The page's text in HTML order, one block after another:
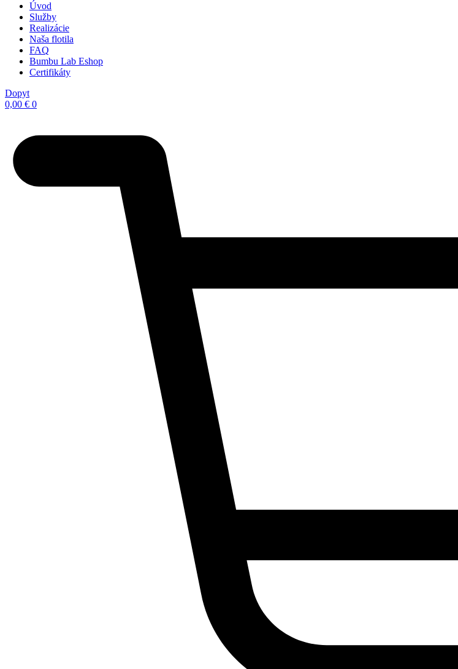
Úvod
Služby
Realizácie
Naša flotila
FAQ
Bumbu Lab Eshop
Certifikáty
Dopyt
0,00 € 0